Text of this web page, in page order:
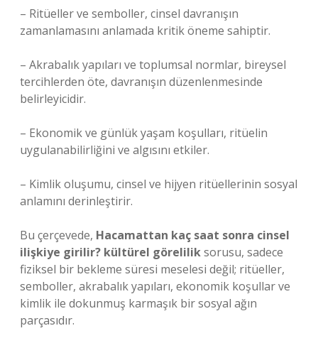
– Ritüeller ve semboller, cinsel davranışın
zamanlamasını anlamada kritik öneme sahiptir.
– Akrabalık yapıları ve toplumsal normlar, bireysel
tercihlerden öte, davranışın düzenlenmesinde
belirleyicidir.
– Ekonomik ve günlük yaşam koşulları, ritüelin
uygulanabilirliğini ve algısını etkiler.
– Kimlik oluşumu, cinsel ve hijyen ritüellerinin sosyal
anlamını derinleştirir.
Bu çerçevede, Hacamattan kaç saat sonra cinsel
ilişkiye girilir? kültürel göreliliksorusu, sadece
fiziksel bir bekleme süresi meselesi değil; ritüeller,
semboller, akrabalık yapıları, ekonomik koşullar ve
kimlik ile dokunmuş karmaşık bir sosyal ağın
parçasıdır.